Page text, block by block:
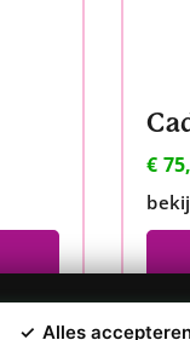
€
✓ Alles